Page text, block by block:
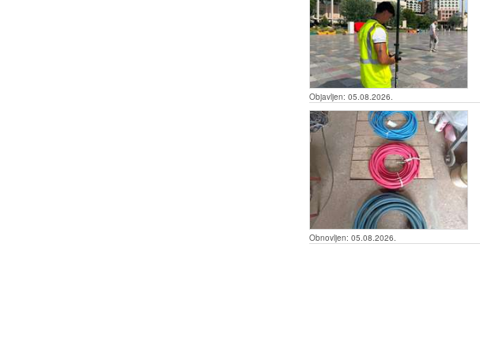
Objavljen: 05.08.2026.
Obnovljen: 05.08.2026.